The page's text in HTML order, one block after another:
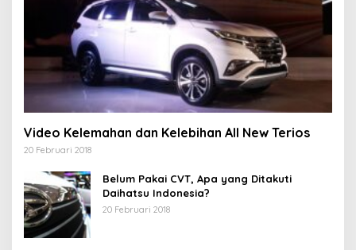
Video Kelemahan dan Kelebihan All New Terios
20 Februari 2018
Belum Pakai CVT, Apa yang Ditakuti
Daihatsu Indonesia?
20 Februari 2018